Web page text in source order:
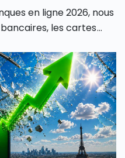
en ligne 2026, nous
les cartes
et la qualité de service
la banque en ligne la